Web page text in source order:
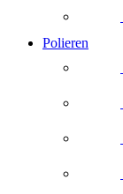
Polieren